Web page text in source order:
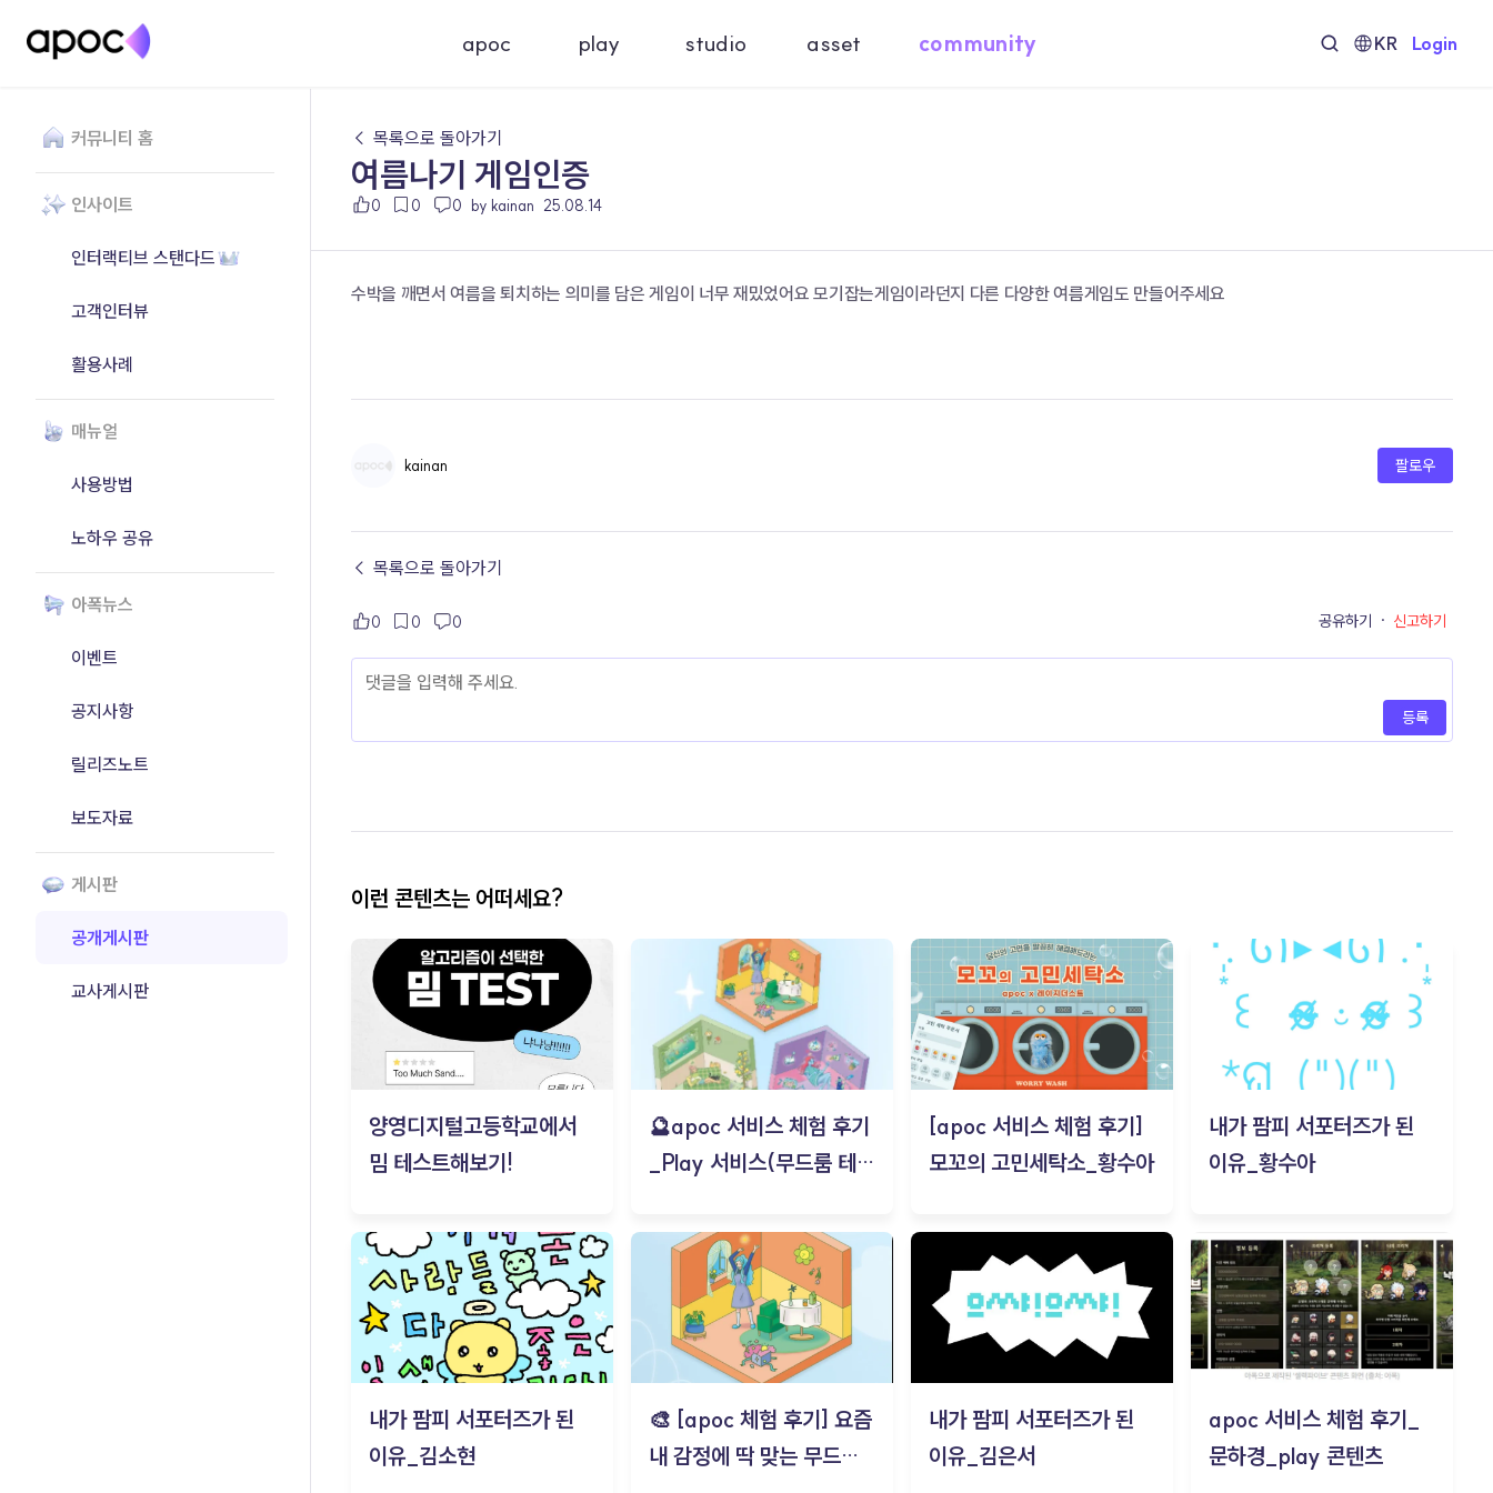
apoc play studio asset community KR Login
커뮤니티 홈
인사이트
인터랙티브 스탠다드
고객인터뷰
활용사례
매뉴얼
사용방법
노하우 공유
아폭뉴스
이벤트
공지사항
릴리즈노트
보도자료
게시판
공개게시판
교사게시판
← 목록으로 돌아가기
여름나기 게임인증
0 0 0 by kainan 25.08.14
수박을 깨면서 여름을 퇴치하는 의미를 담은 게임이 너무 재밌었어요 모기잡는게임이라던지 다른 다양한 여름게임도 만들어주세요
kainan 팔로우
← 목록으로 돌아가기
0 0 0 공유하기 · 신고하기
등록
이런 콘텐츠는 어떠세요?
양영디지털고등학교에서
밈 테스트해보기!
🔮apoc 서비스 체험 후기
_Play 서비스(무드룸 테스
[apoc 서비스 체험 후기]
모꼬의 고민세탁소_황수아
내가 팜피 서포터즈가 된
이유_황수아
내가 팜피 서포터즈가 된
이유_김소현
🎨 [apoc 체험 후기] 요즘
내 감정에 딱 맞는 무드룸
내가 팜피 서포터즈가 된
이유_김은서
apoc 서비스 체험 후기_
문하경_play 콘텐츠